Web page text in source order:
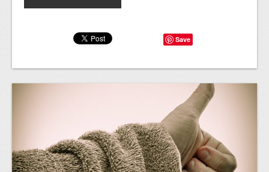
Save